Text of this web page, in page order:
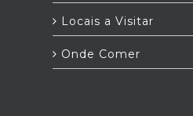
Locais a Visitar
Onde Comer